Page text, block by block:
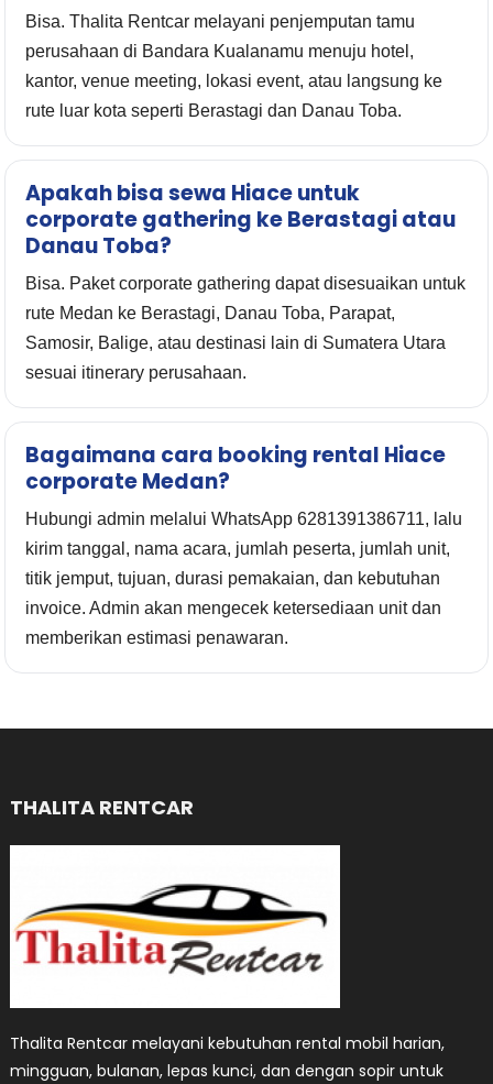
Bisa. Thalita Rentcar melayani penjemputan tamu
perusahaan di Bandara Kualanamu menuju hotel,
kantor, venue meeting, lokasi event, atau langsung ke
rute luar kota seperti Berastagi dan Danau Toba.
Apakah bisa sewa Hiace untuk
corporate gathering ke Berastagi atau
Danau Toba?
Bisa. Paket corporate gathering dapat disesuaikan untuk
rute Medan ke Berastagi, Danau Toba, Parapat,
Samosir, Balige, atau destinasi lain di Sumatera Utara
sesuai itinerary perusahaan.
Bagaimana cara booking rental Hiace
corporate Medan?
Hubungi admin melalui WhatsApp 6281391386711, lalu
kirim tanggal, nama acara, jumlah peserta, jumlah unit,
titik jemput, tujuan, durasi pemakaian, dan kebutuhan
invoice. Admin akan mengecek ketersediaan unit dan
memberikan estimasi penawaran.
THALITA RENTCAR
Thalita Rentcar melayani kebutuhan rental mobil harian,
mingguan, bulanan, lepas kunci, dan dengan sopir untuk